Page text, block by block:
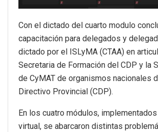
Con el dictado del cuarto modulo
capacitación para delegados y
dictado por el ISLyMA (CTAA) en
Secretaria de Formación del CDP y la
de CyMAT de organismos nacionales
Directivo Provincial (CDP).
En los cuatro módulos,
virtual, se abarcaron distintas